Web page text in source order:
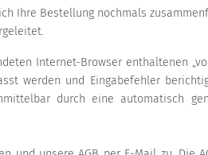
Ihre Bestellung nochmals
Internet-Browser enthaltenen
werden und Eingabefehler
durch eine automatisch